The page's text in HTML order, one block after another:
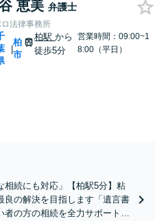
恵美 弁護士
ロ法律事務所
|
柏
市
柏駅から
徒歩5分
営業時間：09:00~1
8:00（平日）
相続にも対応」【柏駅5分】粘
良の解決を目指します「遺言書
の方の相続を全力サポート」